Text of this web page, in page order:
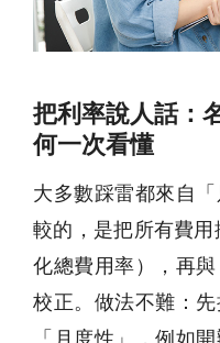
把利率說人話：
何一次看懂
大多數踩雷都來自
較的，是把所有費
化總費用率），再
校正。做法不難：
「月度性」，例如